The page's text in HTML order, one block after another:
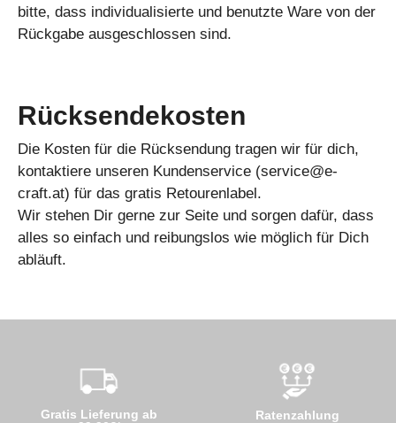
bitte, dass individualisierte und benutzte Ware von der
Rückgabe ausgeschlossen sind.
Rücksendekosten
Die Kosten für die Rücksendung tragen wir für dich,
kontaktiere unseren Kundenservice (service@e-
craft.at) für das gratis Retourenlabel.
Wir stehen Dir gerne zur Seite und sorgen dafür, dass
alles so einfach und reibungslos wie möglich für Dich
abläuft.
Gratis Lieferung ab
Ratenzahlung